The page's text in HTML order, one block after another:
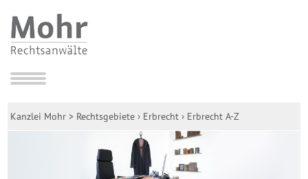
Kanzlei Mohr > Rechtsgebiete › Erbrecht › Erbrecht A-Z